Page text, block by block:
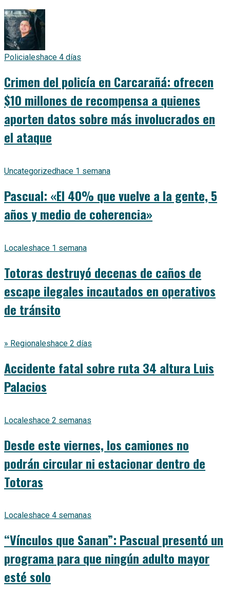
Policialeshace 4 días
Crimen del policía en Carcarañá: ofrecen
$10 millones de recompensa a quienes
aporten datos sobre más involucrados en
el ataque
Uncategorized hace 1 semana
Pascual: «El 40% que vuelve a la gente, 5
años y medio de coherencia»
Localeshace 1 semana
Totoras destruyó decenas de caños de
escape ilegales incautados en operativos
de tránsito
» Regionaleshace 2 días
Accidente fatal sobre ruta 34 altura Luis
Palacios
Localeshace 2 semanas
Desde este viernes, los camiones no
podrán circular ni estacionar dentro de
Totoras
Localeshace 4 semanas
“Vínculos que Sanan”: Pascual presentó un
programa para que ningún adulto mayor
esté solo